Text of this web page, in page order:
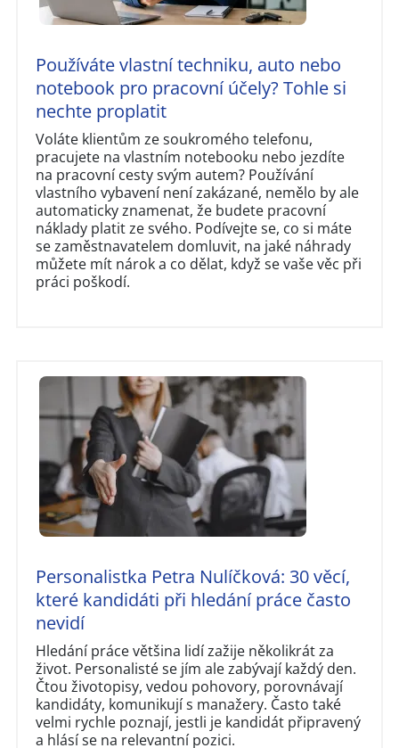
Používáte vlastní techniku, auto nebo
notebook pro pracovní účely? Tohle si
nechte proplatit
Voláte klientům ze soukromého telefonu,
pracujete na vlastním notebooku nebo jezdíte
na pracovní cesty svým autem? Používání
vlastního vybavení není zakázané, nemělo by ale
automaticky znamenat, že budete pracovní
náklady platit ze svého. Podívejte se, co si máte
se zaměstnavatelem domluvit, na jaké náhrady
můžete mít nárok a co dělat, když se vaše věc při
práci poškodí.
Personalistka Petra Nulíčková: 30 věcí,
které kandidáti při hledání práce často
nevidí
Hledání práce většina lidí zažije několikrát za
život. Personalisté se jím ale zabývají každý den.
Čtou životopisy, vedou pohovory, porovnávají
kandidáty, komunikují s manažery. Často také
velmi rychle poznají, jestli je kandidát připravený
a hlásí se na relevantní pozici.